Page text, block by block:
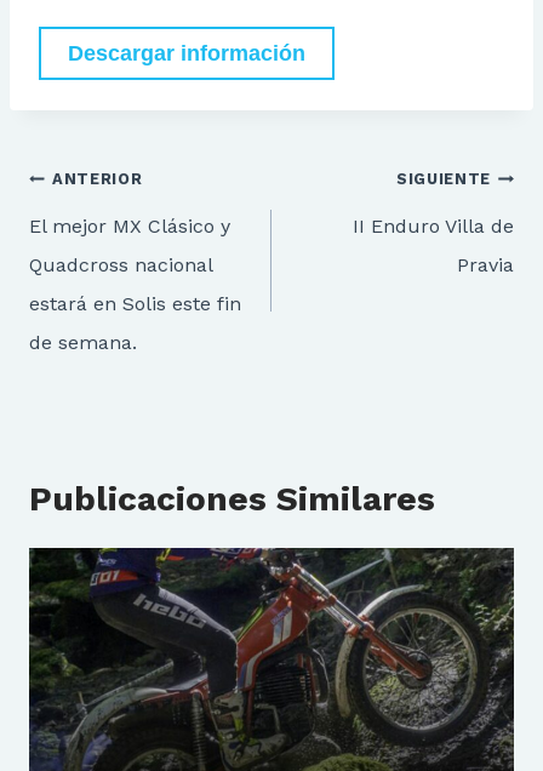
Descargar información
Navegación
de
entradas
ANTERIOR
El mejor MX Clásico y
Quadcross nacional
estará en Solis este fin
de semana.
SIGUIENTE
II Enduro Villa de
Pravia
Publicaciones Similares